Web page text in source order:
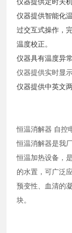
仪器提供定时关
仪器提供智能化
过交互式操作，
温度校正。
仪器具有温度异
仪器提供实时显
仪器提供中英文
恒温消解器 自控
恒温消解器是我
恒温加热设备，
的水置，可广泛
预变性、血清的
块。